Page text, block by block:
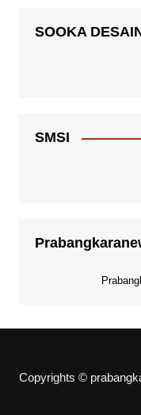
SOOKA
SMSI
Copyrights ©